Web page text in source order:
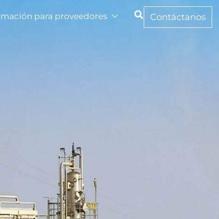
para proveedores Contáctanos